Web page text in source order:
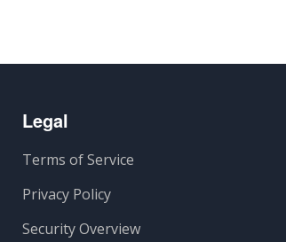
Legal
Terms of Service
Privacy Policy
Security Overview